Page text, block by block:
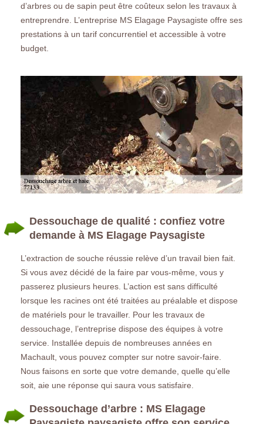
d’arbres ou de sapin peut être coûteux selon les travaux à
entreprendre. L’entreprise MS Elagage Paysagiste offre ses
prestations à un tarif concurrentiel et accessible à votre
budget.
Dessouchage de qualité : confiez votre
demande à MS Elagage Paysagiste
L’extraction de souche réussie relève d’un travail bien fait.
Si vous avez décidé de la faire par vous-même, vous y
passerez plusieurs heures. L’action est sans difficulté
lorsque les racines ont été traitées au préalable et dispose
de matériels pour le travailler. Pour les travaux de
dessouchage, l’entreprise dispose des équipes à votre
service. Installée depuis de nombreuses années en
Machault, vous pouvez compter sur notre savoir-faire.
Nous faisons en sorte que votre demande, quelle qu’elle
soit, aie une réponse qui saura vous satisfaire.
Dessouchage d’arbre : MS Elagage